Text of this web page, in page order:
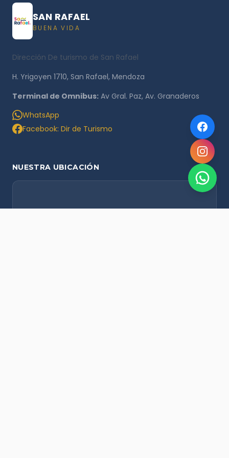
SAN RAFAEL
BUENA VIDA
Dirección De turismo de San Rafael
H. Yrigoyen 1710, San Rafael, Mendoza
Terminal de Omnibus: Av Gral. Paz, Av. Granaderos
WhatsApp
Facebook: Dir de Turismo
NUESTRA UBICACIÓN